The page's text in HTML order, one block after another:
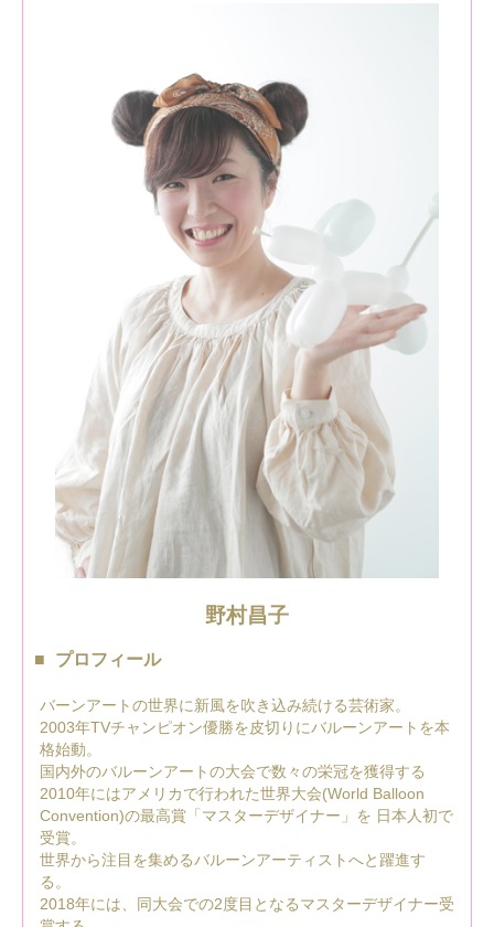
野村昌子
プロフィール
バーンアートの世界に新風を吹き込み続ける芸術家。
2003年TVチャンピオン優勝を皮切りにバルーンアートを本
格始動。
国内外のバルーンアートの大会で数々の栄冠を獲得する
2010年にはアメリカで行われた世界大会(World Balloon
Convention)の最高賞「マスターデザイナー」を 日本人初で
受賞。
世界から注目を集めるバルーンアーティストへと躍進す
る。
2018年には、同大会での2度目となるマスターデザイナー受